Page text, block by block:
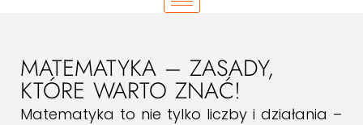
MATEMATYKA – ZASADY,
KTÓRE WARTO ZNAĆ!
Matematyka to nie tylko liczby i działania –